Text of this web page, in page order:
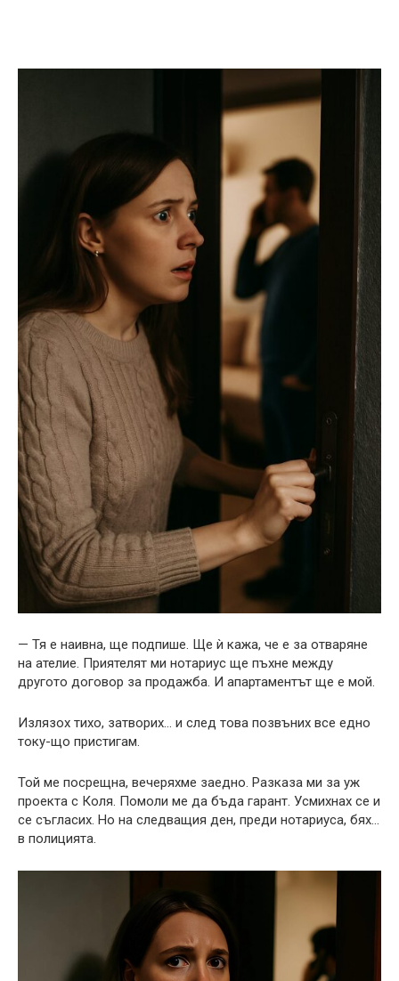
— Тя е наивна, ще подпише. Ще ѝ кажа, че е за отваряне
на ателие. Приятелят ми нотариус ще пъхне между
другото договор за продажба. И апартаментът ще е мой.
Излязох тихо, затворих… и след това позвъних все едно
току-що пристигам.
Той ме посрещна, вечеряхме заедно. Разказа ми за уж
проекта с Коля. Помоли ме да бъда гарант. Усмихнах се и
се съгласих. Но на следващия ден, преди нотариуса, бях…
в полицията.